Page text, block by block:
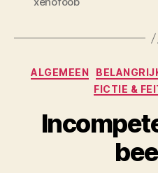
ALGEMEEN
FICTIE &